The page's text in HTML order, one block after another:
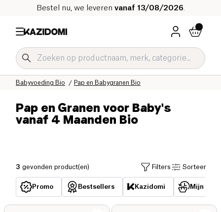
Bestel nu, we leveren vanaf 13/08/2026
Pap en Babygranen Bio
Babyvoeding Bio
Baby & Kind Bio
Onze biologische catalogus
Home
Pap en Granen voor Baby's
vanaf 4 Maanden Bio
3 gevonden product(en) Filters Sorteer
Promo Bestsellers Kazidomi Mijn